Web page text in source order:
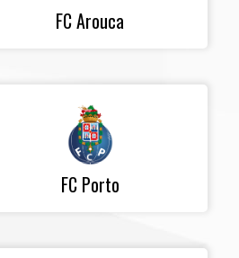
FC Arouca
FC Porto